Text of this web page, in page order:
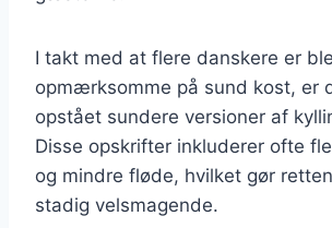
I takt med at flere danskere er
opmærksomme på sund kost, er
opstået sundere versioner af
Disse opskrifter inkluderer ofte
og mindre fløde, hvilket gør
stadig velsmagende.